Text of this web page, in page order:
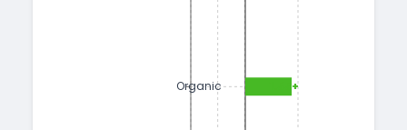
Organic +1.55